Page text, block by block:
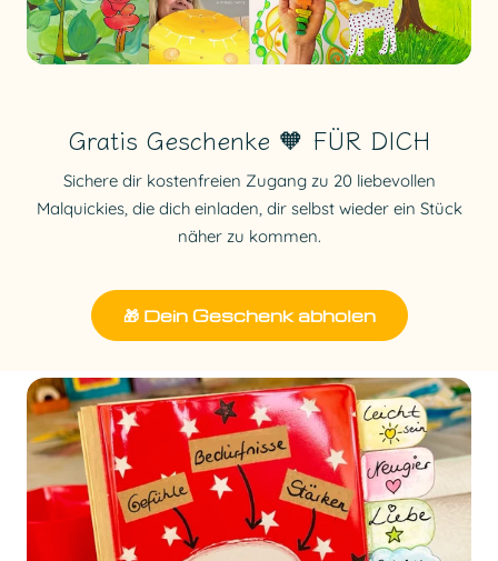
Gratis Geschenke 🧡 FÜR DICH
Sichere dir kostenfreien Zugang zu 20 liebevollen
Malquickies, die dich einladen, dir selbst wieder ein Stück
näher zu kommen.
🎁 Dein Geschenk abholen